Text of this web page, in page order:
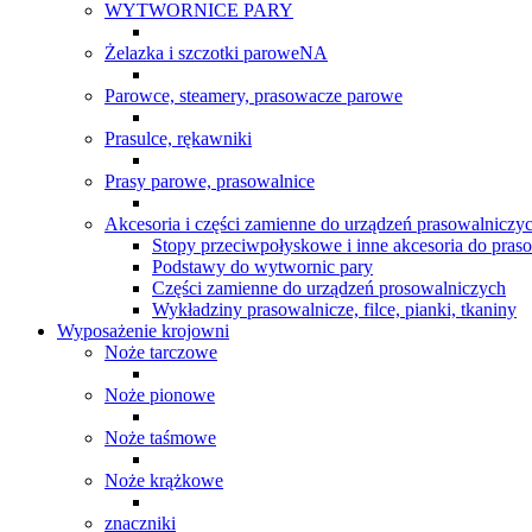
WYTWORNICE PARY
Żelazka i szczotki paroweNA
Parowce, steamery, prasowacze parowe
Prasulce, rękawniki
Prasy parowe, prasowalnice
Akcesoria i części zamienne do urządzeń
Stopy przeciwpołyskowe i inne akcesoria do
Podstawy do wytwornic pary
Części zamienne do urządzeń prosowalniczych
Wykładziny prasowalnicze, filce, pianki, tkaniny
Wyposażenie krojowni
Noże tarczowe
Noże pionowe
Noże taśmowe
Noże krążkowe
znaczniki